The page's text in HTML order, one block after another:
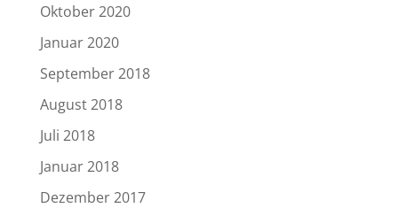
Oktober 2020
Januar 2020
September 2018
August 2018
Juli 2018
Januar 2018
Dezember 2017